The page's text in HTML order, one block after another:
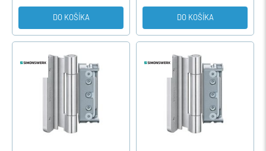
DO KOŠÍKA DO KOŠÍKA